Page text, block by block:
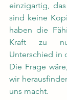
einzigartig,
sind keine
haben die
Kraft zu
Unterschied in
Die Frage
wir
uns macht.